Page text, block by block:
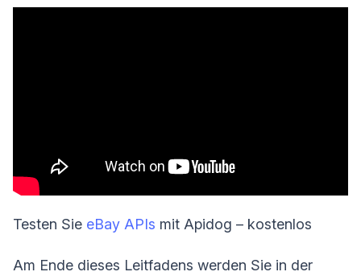
Testen Sie eBay APIs mit Apidog – kostenlos
Am Ende dieses Leitfadens werden Sie in der